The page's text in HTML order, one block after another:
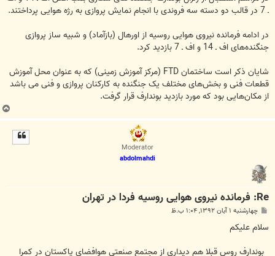
ـ 7 در قالب دو دسته سه فروندی با انجام نمایش پروازی به رژه هوایی پرداختند.
در ادامه فرمانده نیروی هوایی روسیه از اورهال (بازآماد) و شبیه ساز پروازی
جنگنده‌های اف ـ 14 و اف ـ 7 بازدید کرد.
شایان ذکر است ساختمان FTD (مرکز آموزش زمینی) که به عنوان محل آموزش
قطعات فنی و بخش‌های مختلف یک جنگنده به کارکنان پروازی و فنی می باشد
از مکان‌هایی بود که مورد بازدید بوندارف قرار گرفت.
Moderator
abdolmahdi
Re: فرمانده نیروی هوایی روسیه فردا در تهران
س
ت
چهارشنبه ۱ آبان ۱۳۹۲, ۱:۰۴ ب.ظ
سلام عليكم
بوندارف روس قبلا هم ديداري از مجتمع صنعتي هوافضاي پاكستان در كمرا